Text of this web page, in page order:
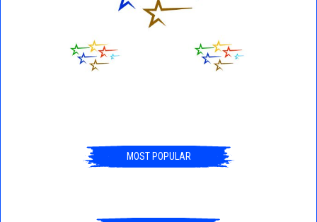
MOST POPULAR